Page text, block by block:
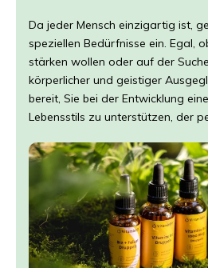
Da jeder Mensch einzigartig ist,
speziellen Bedürfnisse ein. Egal,
stärken wollen oder auf der
körperlicher und geistiger
bereit, Sie bei der Entwicklung
Lebensstils zu unterstützen, der